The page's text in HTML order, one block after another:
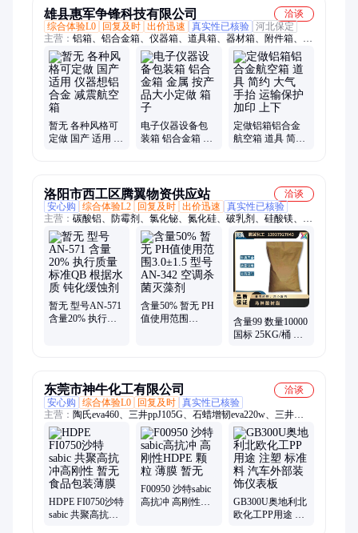
雄县惠军争锋科技有限公司
洽谈
综合体验L0
回复及时 出价迅速 真实性已核验 河北保定
主营： 铝箱、铝合金箱、仪器箱、道具箱、器材箱、附件箱、收
纳箱、航空箱、工具箱、电子仪表箱、实验仪器包装箱、消防器
材箱、指挥作业箱、侦查作业箱、勘测仪器包装箱、仪器仪表
箱、乐器包装箱、舞台道具箱、服装道具箱、运输储备箱、通讯
设备箱、五金工具箱、铝合金航空箱、产品展示箱、物资器材箱
暂无 各种风格可
定做 国产 适用 仪
电子仪器设备包
装箱 铝合金箱 金
定做铝箱铝合金
航空箱 道具 简约
洛阳市西工区腾翼物资供应站
洽谈
安心购
综合体验L2 回复及时 出价迅速
真实性已核验
主营： 碳酸铝、防霉剂、氯化铋、氮化硅、破乳剂、硅酸镁、磷
酸铝、化学试剂、抗静电剂、乙酸乙酯、氢氧化镁、焦磷酸钠、
干燥通风、次磷酸镁、氯化氢乙醇、氯化氢甲醇、聚丙烯酸钾、
闪点提高剂、柴油降凝剂、硫代硫酸铵、聚丙烯酰胺、多聚磷酸
钠、25公斤纸板桶、硫代乙醇酸钠、高分子絮凝剂
暂无 型号AN-571
含量20% 执行质
含量50% 暂无 PH
值使用范围
含量99 数量10000
国标 25KG/桶 英
东莞市神牛化工有限公司
洽谈
安心购
综合体验L0 回复及时 真实性已核验
主营： 陶氏eva460、三井ppJ105G、石蜡增韧eva220w、三井
eva260、热熔级eva250、普瑞曼ppj105g
HDPE FI0750沙特
sabic 共聚高抗冲
F00950 沙特sabic
高抗冲 高刚性
GB300U奥地利北
欧化工PP用途 注